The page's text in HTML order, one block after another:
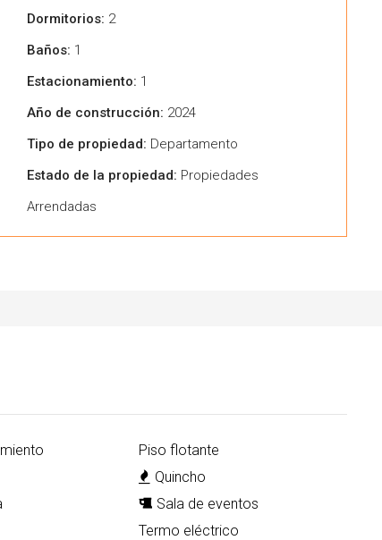
Dormitorios: 2
Baños: 1
Estacionamiento: 1
Año de construcción: 2024
Tipo de propiedad: Departamento
Estado de la propiedad: Propiedades
Arrendadas
Piso flotante
Quincho
Sala de eventos
Termo eléctrico